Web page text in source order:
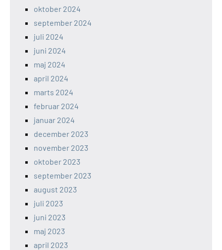
oktober 2024
september 2024
juli 2024
juni 2024
maj 2024
april 2024
marts 2024
februar 2024
januar 2024
december 2023
november 2023
oktober 2023
september 2023
august 2023
juli 2023
juni 2023
maj 2023
april 2023